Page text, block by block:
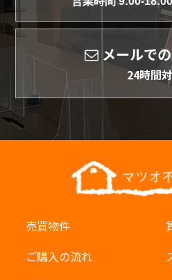
メールで
24時間
売買物件
ご購入の流れ